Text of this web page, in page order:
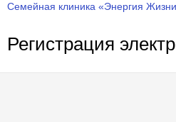
Семейная клиника «Энергия
Регистрация